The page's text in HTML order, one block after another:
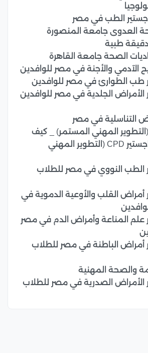
الطب في مصر
العدوى جامعة المنصورة
دقيقة طبية
الصحة جامعة القاهرة
الآدمي والأجنة في مصر للوافدين
طب الطوارئ في مصر للوافدين
الأمراض الجلدية في مصر للوافدين
التناسلية في مصر
ماجستير CPD (التطوير المهني المستمر) _ كيف
تكون دراسة ماجستير CPD (التطوير المهني
الطب النووي في مصر للطلاب
أمراض القلب والأوعية الدموية في
علم المناعة وأمراض الدم في مصر
أمراض الباطنة في مصر للطلاب
والصحة المهنية
الأمراض الصدرية في مصر للطلاب